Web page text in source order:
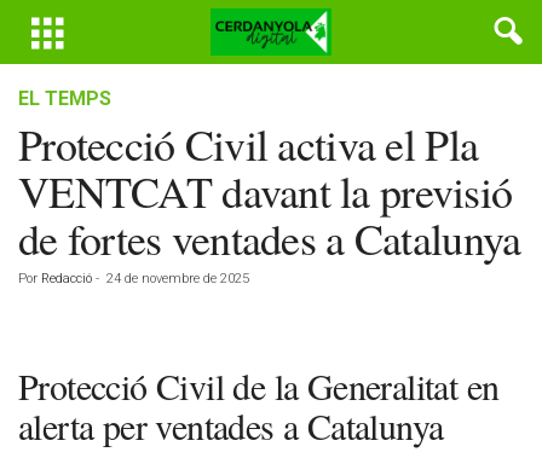
EL TEMPS
Protecció Civil activa el Pla
VENTCAT davant la previsió
de fortes ventades a Catalunya
Por Redacció - 24 de novembre de 2025
Protecció Civil de la Generalitat en
alerta per ventades a Catalunya